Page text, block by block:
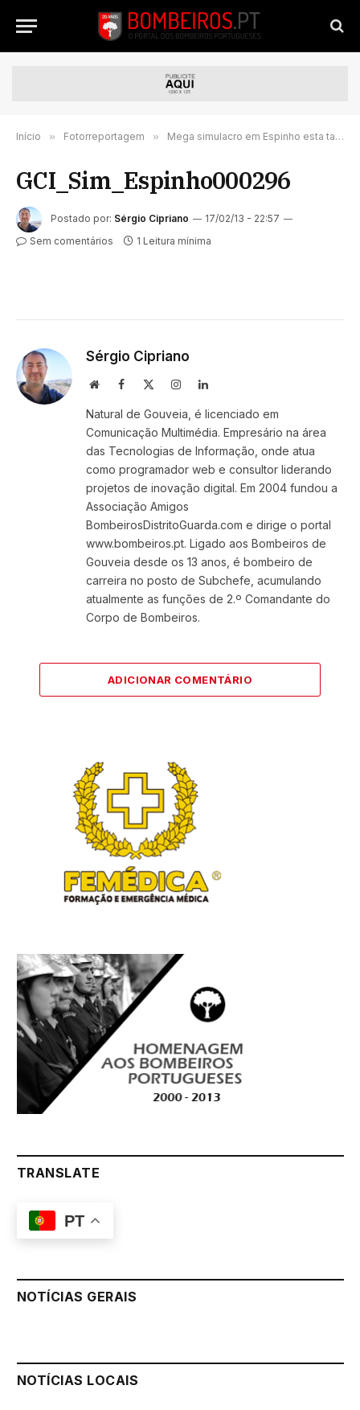
Início » Fotorreportagem » Mega simulacro em Espinho esta tarde (276 imagens)
GCI_Sim_Espinho000296
Postado por: Sérgio Cipriano
17/02/13 - 22:57
Sem comentários
1 Leitura mínima
Sérgio Cipriano
WebsiteFacebook InstagramLinkedIn
Natural de Gouveia, é licenciado em
Comunicação Multimédia. Empresário na área
das Tecnologias de Informação, onde atua
como programador web e consultor liderando
projetos de inovação digital. Em 2004 fundou a
Associação Amigos
BombeirosDistritoGuarda.com e dirige o portal
www.bombeiros.pt. Ligado aos Bombeiros de
Gouveia desde os 13 anos, é bombeiro de
carreira no posto de Subchefe, acumulando
atualmente as funções de 2.º Comandante do
Corpo de Bombeiros.
ADICIONAR COMENTÁRIO
TRANSLATE
PT
NOTÍCIAS GERAIS
NOTÍCIAS LOCAIS